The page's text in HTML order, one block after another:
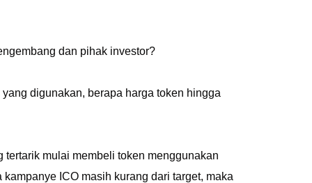
dan pihak investor?
digunakan, berapa harga token hingga
mulai membeli token menggunakan
ICO masih kurang dari target, maka